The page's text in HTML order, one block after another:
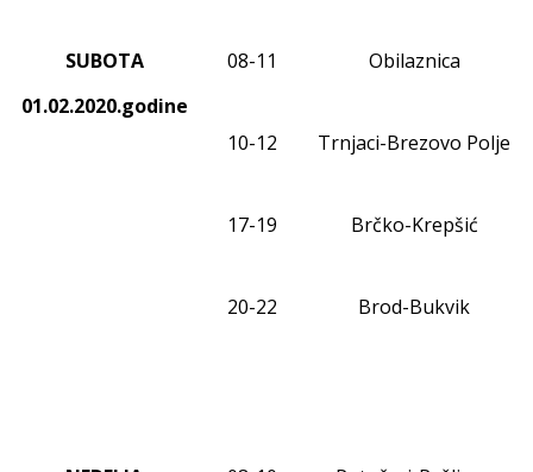
SUBOTA
01.02.2020.godine
08-1 1 Obilaznica
10-12 Trnjaci-Brezovo Polje
17-19 Brčko-Krepšić
20-22 Brod-Bukvik